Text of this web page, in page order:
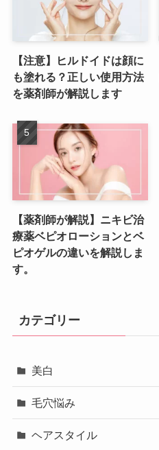
【注意】ヒルドイドは顔に
も塗れる？正しい使用方法
を薬剤師が解説します
【薬剤師が解説】ニキビ治
療薬ベピオローションとベ
ピオゲルの違いを解説しま
す。
カテゴリー
美白
毛穴悩み
ヘアスタイル